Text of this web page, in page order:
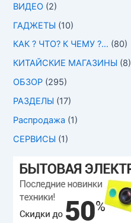
ВИДЕО (2)
ГАДЖЕТЫ (10)
КАК ? ЧТО? К ЧЕМУ ?… (80)
КИТАЙСКИЕ МАГАЗИНЫ (8)
ОБЗОР (295)
РАЗДЕЛЫ (17)
Распродажа (1)
СЕРВИСЫ (1)